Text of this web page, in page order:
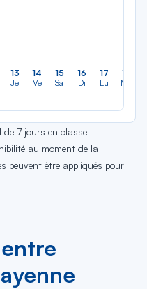
13
Je
14
Ve
15
Sa
16
Di
17
Lu
18
Ma
7 jours en classe
au moment de la
peuvent être appliqués pour